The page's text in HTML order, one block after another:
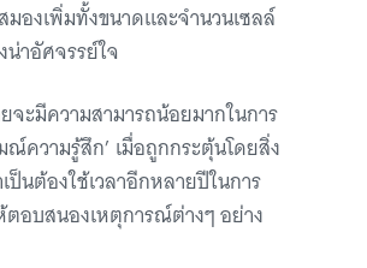
มองเพิ่มทั้งขนาดและจำนวนเซลล์
าอัศจรรย์ใจ
จะมีความสามารถน้อยมากในการ
ณ์ความรู้สึก’ เมื่อถูกกระตุ้นโดยสิ่ง
เป็นต้องใช้เวลาอีกหลายปีในการ
อบสนองเหตุการณ์ต่างๆ อย่าง